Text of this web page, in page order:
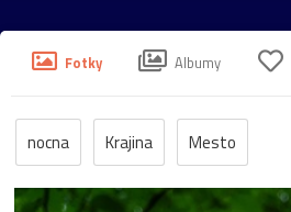
Fotky Albumy
nocna Krajina Mesto
Bratislava Kvety Rastliny